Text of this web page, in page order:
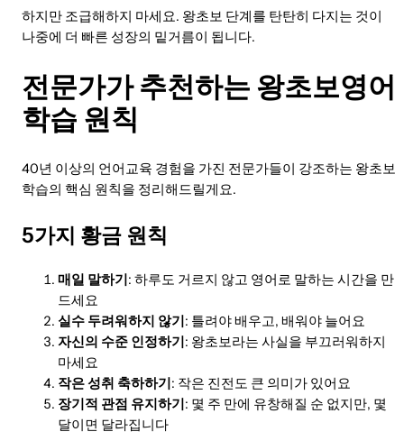
하지만 조급해하지 마세요. 왕초보 단계를 탄탄히 다지는 것이
나중에 더 빠른 성장의 밑거름이 됩니다.
전문가가 추천하는 왕초보영어
학습 원칙
40년 이상의 언어교육 경험을 가진 전문가들이 강조하는 왕초보
학습의 핵심 원칙을 정리해드릴게요.
5가지 황금 원칙
매일 말하기: 하루도 거르지 않고 영어로 말하는 시간을 만
드세요
실수 두려워하지 않기: 틀려야 배우고, 배워야 늘어요
자신의 수준 인정하기: 왕초보라는 사실을 부끄러워하지
마세요
작은 성취 축하하기: 작은 진전도 큰 의미가 있어요
장기적 관점 유지하기: 몇 주 만에 유창해질 순 없지만, 몇
달이면 달라집니다